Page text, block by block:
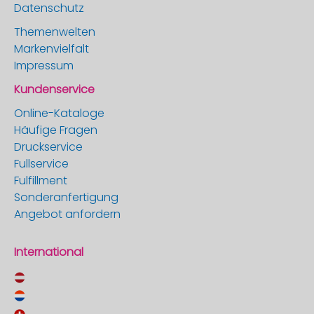
Datenschutz
Themenwelten
Markenvielfalt
Impressum
Kundenservice
Online-Kataloge
Häufige Fragen
Druckservice
Fullservice
Fulfillment
Sonderanfertigung
Angebot anfordern
International